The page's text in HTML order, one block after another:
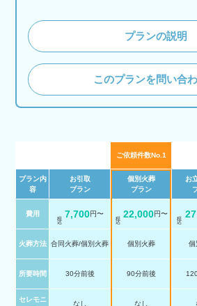
プランの説明
このプランを問い合
ご依頼件数No.1
プラン内
容
お引取
プラン
個別火葬
プラン
お
費用 7,700円〜 22,000円〜
火葬方法 合同火葬/個別火葬 個別火葬 個
所要時間 30分前後 90分前後
セレモニ
なし なし